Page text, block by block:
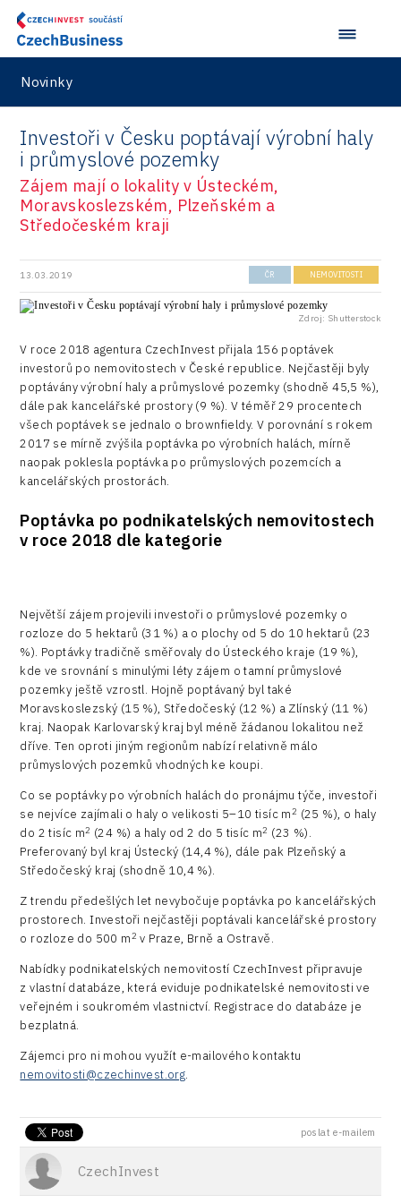
Data services
Devices
Infrastructure
R&D
Security
Vehicles
Novinky
Investoři v Česku poptávají výrobní haly
i průmyslové pozemky
Zájem mají o lokality v Ústeckém,
Moravskoslezském, Plzeňském a
Středočeském kraji
13.03.2019 ČR NEMOVITOSTI
Zdroj: Shutterstock
V roce 2018 agentura CzechInvest přijala 156 poptávek
investorů po nemovitostech v České republice. Nejčastěji byly
poptávány výrobní haly a průmyslové pozemky (shodně 45,5 %),
dále pak kancelářské prostory (9 %). V téměř 29 procentech
všech poptávek se jednalo o brownfieldy. V porovnání s rokem
2017 se mírně zvýšila poptávka po výrobních halách, mírně
naopak poklesla poptávka po průmyslových pozemcích a
kancelářských prostorách.
Poptávka po podnikatelských nemovitostech
v roce 2018 dle kategorie
Největší zájem projevili investoři o průmyslové pozemky o
rozloze do 5 hektarů (31 %) a o plochy od 5 do 10 hektarů (23
%). Poptávky tradičně směřovaly do Ústeckého kraje (19 %),
kde ve srovnání s minulými léty zájem o tamní průmyslové
pozemky ještě vzrostl. Hojně poptávaný byl také
Moravskoslezský (15 %), Středočeský (12 %) a Zlínský (11 %)
kraj. Naopak Karlovarský kraj byl méně žádanou lokalitou než
dříve. Ten oproti jiným regionům nabízí relativně málo
průmyslových pozemků vhodných ke koupi.
Co se poptávky po výrobních halách do pronájmu týče, investoři
se nejvíce zajímali o haly o velikosti 5–10 tisíc m2 (25 %), o haly
do 2 tisíc m2 (24 %) a haly od 2 do 5 tisíc m2 (23 %).
Preferovaný byl kraj Ústecký (14,4 %), dále pak Plzeňský a
Středočeský kraj (shodně 10,4 %).
Z trendu předešlých let nevybočuje poptávka po kancelářských
prostorech. Investoři nejčastěji poptávali kancelářské prostory
o rozloze do 500 m2 v Praze, Brně a Ostravě.
Nabídky podnikatelských nemovitostí CzechInvest připravuje
z vlastní databáze, která eviduje podnikatelské nemovitosti ve
veřejném i soukromém vlastnictví. Registrace do databáze je
bezplatná.
Zájemci pro ni mohou využít e-mailového kontaktu
nemovitosti@czechinvest.org.
poslat e-mailem
CzechInvest